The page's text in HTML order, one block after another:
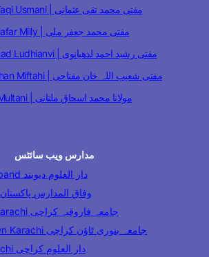
Mufti Muhammad Taqi Usmani | مفتی محمد تقی عثمانی
Mufti Muhammad Jafar Milly | مفتی محمد جعفر ملی
Mufti Rasheed Ahmad Ludhianvi | مفتی رشید احمد لدھیانوی
Mufti Shoaibullah Khan Miftahi | مفتی شعیب اللہ خان مفتاحی
Muhammad Ishaq Multani | مولانا محمد اسحاق ملتانی
مدارس ویب سائٹس
Darul Uloom Deoband دار العلوم دیوبند
Wifaq ul Madaris وفاق المدارس پاکستان
Jamia Farooqia Karachi جامعہ فاروقیہ کراچی
Jamia Banuri Town Karachi جامعہ بنوری ٹاؤن کراچی
Darul Uloom Karachi دار العلوم کراچی